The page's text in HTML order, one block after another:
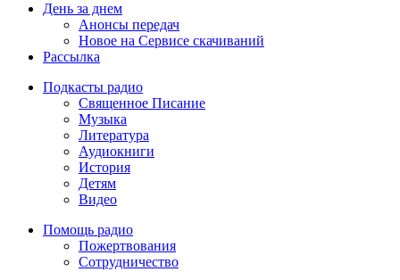
День за днем
Анонсы передач
Новое на Сервисе скачиваний
Рассылка
Подкасты радио
Священное Писание
Музыка
Литература
Аудиокниги
История
Детям
Видео
Помощь радио
Пожертвования
Сотрудничество